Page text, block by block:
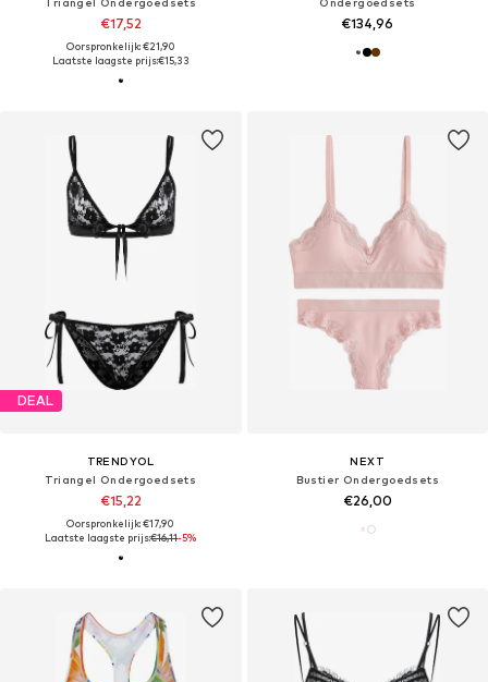
€17,52
Oorspronkelijk: €21,90
Laatste laagste prijs:€15,33
€134,96
DEAL
TRENDYOL
Triangel Ondergoedsets
€15,22
Oorspronkelijk: €17,90
Laatste laagste prijs:€16,11-5%
NEXT
Bustier Ondergoedsets
€26,00